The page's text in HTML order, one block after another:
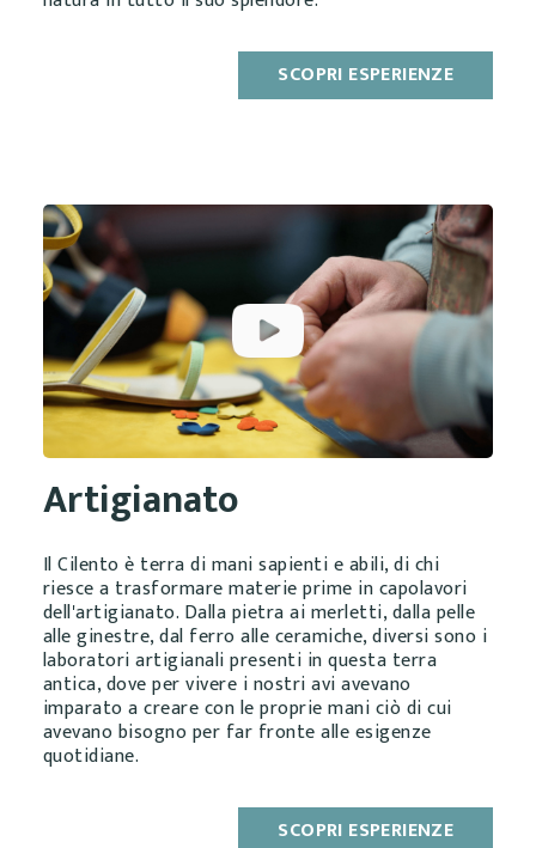
SCOPRI ESPERIENZE
Artigianato
Il Cilento è terra di mani sapienti e abili, di chi
riesce a trasformare materie prime in capolavori
dell'artigianato. Dalla pietra ai merletti, dalla pelle
alle ginestre, dal ferro alle ceramiche, diversi sono i
laboratori artigianali presenti in questa terra
antica, dove per vivere i nostri avi avevano
imparato a creare con le proprie mani ciò di cui
avevano bisogno per far fronte alle esigenze
quotidiane.
SCOPRI ESPERIENZE